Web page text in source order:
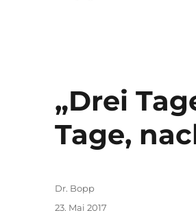
„Drei
Tage,
Autor
Dr. Bopp
Veröffentlicht
23. Mai 2017